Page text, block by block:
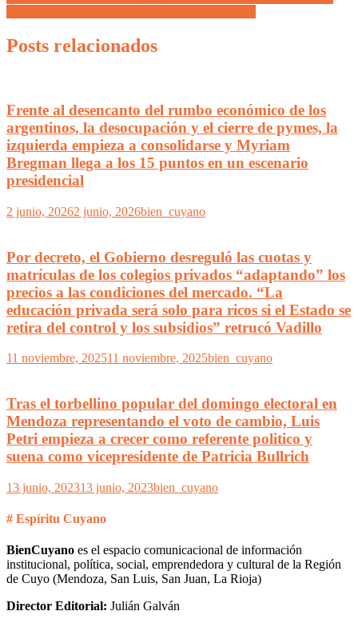
Posts relacionados
Frente al desencanto del rumbo económico de los
argentinos, la desocupación y el cierre de pymes, la
izquierda empieza a consolidarse y Myriam
Bregman llega a los 15 puntos en un escenario
presidencial
2 junio, 20262 junio, 2026bien_cuyano
Por decreto, el Gobierno desreguló las cuotas y
matrículas de los colegios privados “adaptando” los
precios a las condiciones del mercado. “La
educación privada será solo para ricos si el Estado se
retira del control y los subsidios” retrucó Vadillo
11 noviembre, 202511 noviembre, 2025bien_cuyano
Tras el torbellino popular del domingo electoral en
Mendoza representando el voto de cambio, Luis
Petri empieza a crecer como referente politico y
suena como vicepresidente de Patricia Bullrich
13 junio, 202313 junio, 2023bien_cuyano
# Espíritu Cuyano
BienCuyano es el espacio comunicacional de información
institucional, política, social, emprendedora y cultural de la Región
de Cuyo (Mendoza, San Luis, San Juan, La Rioja)
Director Editorial: Julián Galván